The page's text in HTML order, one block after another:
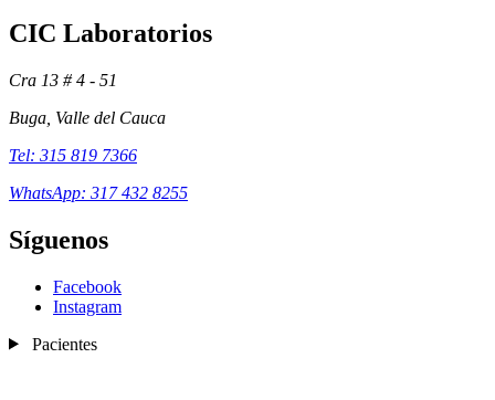
Exámenes
CIC Laboratorios
Cra 13 # 4 - 51
Buga, Valle del Cauca
Tel: 315 819 7366
WhatsApp: 317 432 8255
Síguenos
Facebook
Instagram
Pacientes